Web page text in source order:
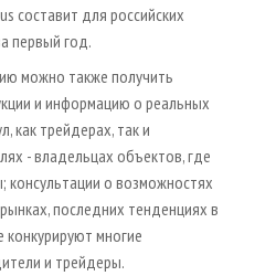
составит для российских
первый год.
можно также получить
и информацию о реальных
как трейдерах, так и
- владельцах объектов, где
консультации о возможностях
последних тенденциях в
многие
и трейдеры.